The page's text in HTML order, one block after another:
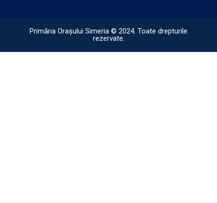
Primăria Orașului Simeria © 2024. Toate drepturile
rezervate.